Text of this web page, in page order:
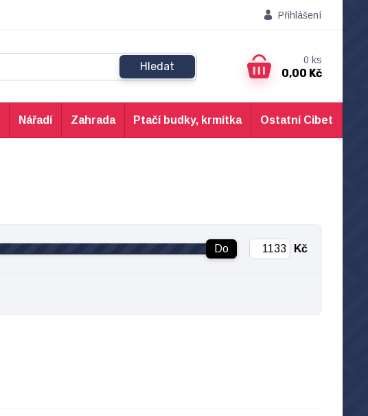
Přihlášení
Hledat 0 ks
0,00 Kč
Nářadí Zahrada Ptačí budky, krmítka Ostatní Cibet
Do Kč